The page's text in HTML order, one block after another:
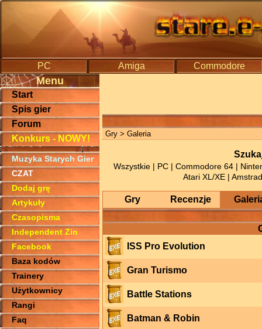
PC Amiga Commodore
Menu
Start
Spis gier
Forum
Konkurs - NOWY!
Muzyka Starych Gier
CZAT
Dodaj grę
Artykuły
Czasopisma
Independent Zin
Facebook
Baza kodów
Trainery
Użytkownicy
Rangi
Faq
Gry > Galeria
Wszystkie PC Commodore 64
Atari XL/XE
Gry Recenzje
ISS Pro Evolution
Gran Turismo
Battle Stations
Batman & Robin